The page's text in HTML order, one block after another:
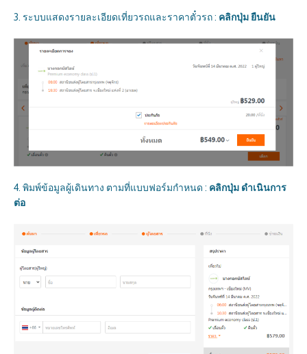
3. ระบบแสดงรายละเอียดเที่ยวรถและราคาตั๋วรถ : คลิกปุ่ม ยืนยัน
4. พิมพ์ข้อมูลผู้เดินทาง ตามที่แบบฟอร์มกำหนด : คลิกปุ่ม ดำเนินการ
ต่อ